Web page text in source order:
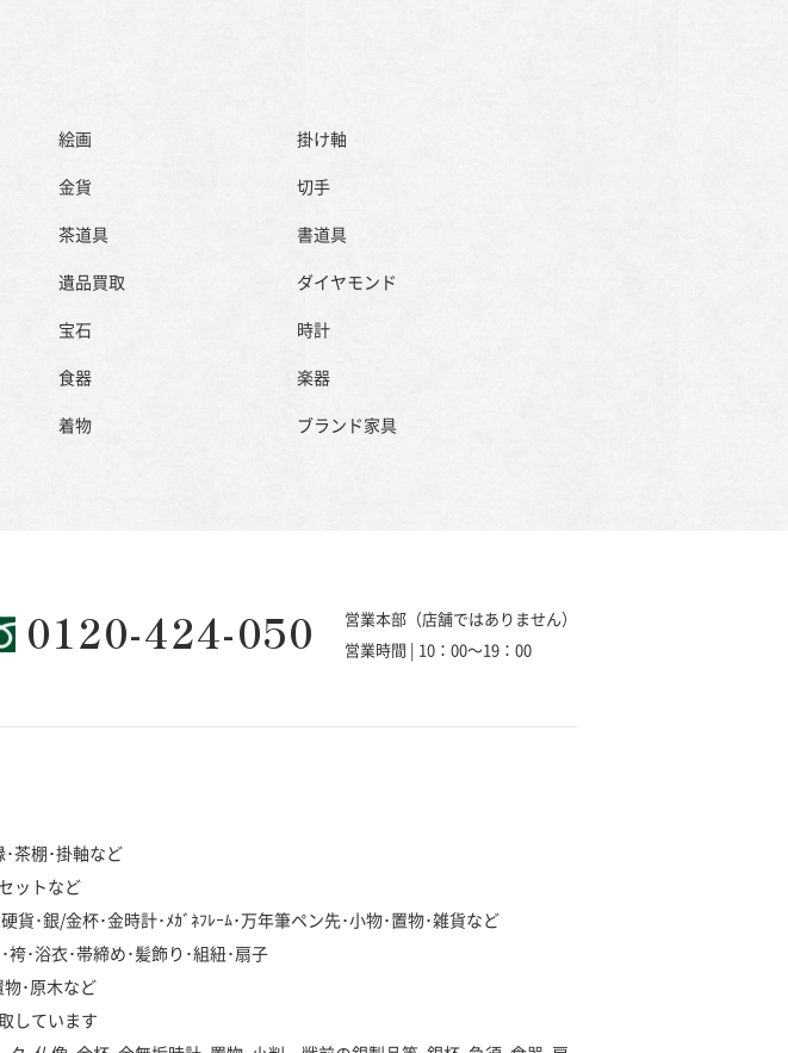
絵画
掛け軸
金貨
切手
茶道具
書道具
遺品買取
ダイヤモンド
宝石
時計
食器
楽器
着物 ブランド家具
0120-424-050
営業本部（店舗ではありません）
営業時間 | 10：00～19：00
茶棚･掛軸など
ットなど
･銀/金杯･金時計･ﾒｶﾞﾈﾌﾚｰﾑ･万年筆ペン先･小物･置物･雑貨など
･浴衣･帯締め･髪飾り･組紐･扇子
･原木など
しています